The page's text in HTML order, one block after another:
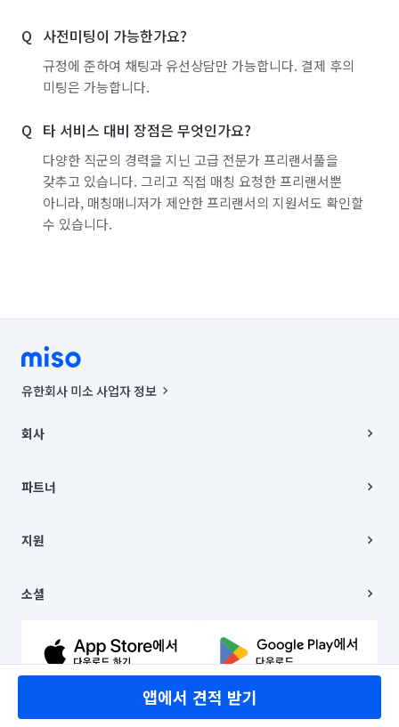
사전미팅이 가능한가요?
규정에 준하여 채팅과 유선상담만 가능합니다. 결제 후의
미팅은 가능합니다.
타 서비스 대비 장점은 무엇인가요?
다양한 직군의 경력을 지닌 고급 전문가 프리랜서풀을
갖추고 있습니다. 그리고 직접 매칭 요청한 프리랜서뿐
아니라, 매칭매니저가 제안한 프리랜서의 지원서도 확인할
수 있습니다.
앱에서 견적 받기
유한회사 미소 사업자 정보
00019 |
주소 | 본사: 서울특별시 종로구 율곡로 6(중학동, 트윈트리빌딩) B동 5층
컨택센터 : 서울특별시 종로구 수송동 율곡로 24, 7층, 8층 미소
상품, 상품정보, 거래에 관한 의무와 책임은 거래당사자에게 있습니다.
언론 보도 관련 문의:
© 유한회사 미소. Miso, Inc. All Rights Reserved.
회사
채용
파트너
이사
지원
이용약관
문의하기
소셜
유튜브